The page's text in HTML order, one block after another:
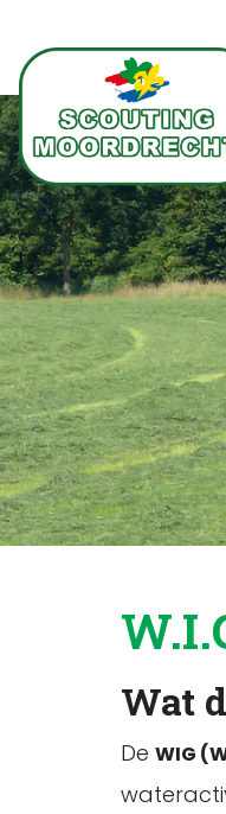
Wat
De WIG